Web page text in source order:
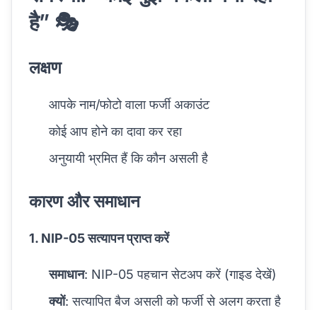
है” 🎭
लक्षण
आपके नाम/फोटो वाला फर्जी अकाउंट
कोई आप होने का दावा कर रहा
अनुयायी भ्रमित हैं कि कौन असली है
कारण और समाधान
1. NIP-05 सत्यापन प्राप्त करें
समाधान: NIP-05 पहचान सेटअप करें (गाइड देखें)
क्यों: सत्यापित बैज असली को फर्जी से अलग करता है